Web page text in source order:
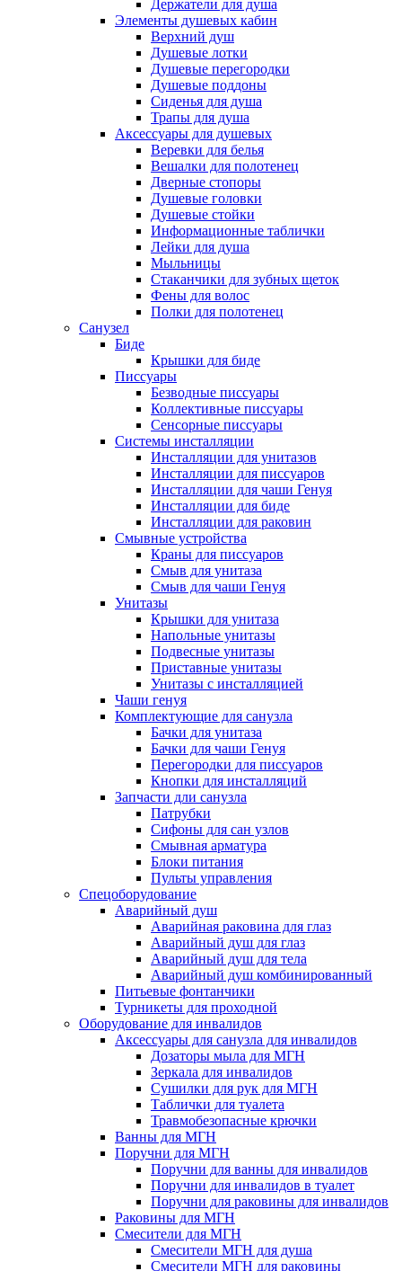
Держатели для душа
Элементы душевых кабин
Верхний душ
Душевые лотки
Душевые перегородки
Душевые поддоны
Сиденья для душа
Трапы для душа
Аксессуары для душевых
Веревки для белья
Вешалки для полотенец
Дверные стопоры
Душевые головки
Душевые стойки
Информационные таблички
Лейки для душа
Мыльницы
Стаканчики для зубных щеток
Фены для волос
Полки для полотенец
Санузел
Биде
Крышки для биде
Писсуары
Безводные писсуары
Коллективные писсуары
Сенсорные писсуары
Системы инсталляции
Инсталляции для унитазов
Инсталляции для писсуаров
Инсталляции для чаши Генуя
Инсталляции для биде
Инсталляции для раковин
Смывные устройства
Краны для писсуаров
Смыв для унитаза
Смыв для чаши Генуя
Унитазы
Крышки для унитаза
Напольные унитазы
Подвесные унитазы
Приставные унитазы
Унитазы с инсталляцией
Чаши генуя
Комплектующие для санузла
Бачки для унитаза
Бачки для чаши Генуя
Перегородки для писсуаров
Кнопки для инсталляций
Запчасти дли санузла
Патрубки
Сифоны для сан узлов
Смывная арматура
Блоки питания
Пульты управления
Спецоборудование
Аварийный душ
Аварийная раковина для глаз
Аварийный душ для глаз
Аварийный душ для тела
Аварийный душ комбинированный
Питьевые фонтанчики
Турникеты для проходной
Оборудование для инвалидов
Аксессуары для санузла для инвалидов
Дозаторы мыла для МГН
Зеркала для инвалидов
Сушилки для рук для МГН
Таблички для туалета
Травмобезопасные крючки
Ванны для МГН
Поручни для МГН
Поручни для ванны для инвалидов
Поручни для инвалидов в туалет
Поручни для раковины для инвалидов
Раковины для МГН
Смесители для МГН
Смесители МГН для душа
Смесители МГН для раковины